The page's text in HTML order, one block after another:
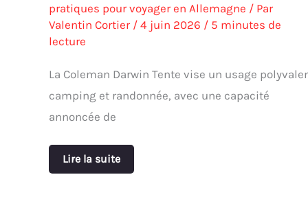
pratiques pour voyager en Allemagne / Par
Valentin Cortier / 4 juin 2026 / 5 minutes de
lecture
La Coleman Darwin Tente vise un usage
camping et randonnée, avec une capacité
annoncée de
Lire la suite